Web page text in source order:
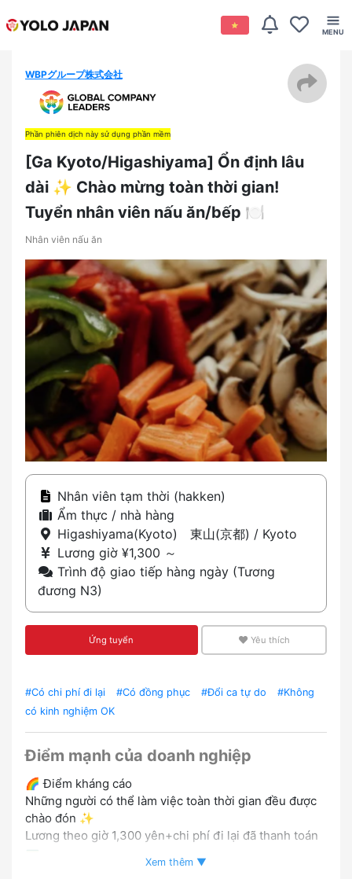
WBPグループ株式会社
Phần phiên dịch này sử dụng phần mềm
[Ga Kyoto/Higashiyama] Ổn định lâu
dài ✨ Chào mừng toàn thời gian!
Tuyển nhân viên nấu ăn/bếp 🍽️
Nhân viên nấu ăn
Nhân viên tạm thời (hakken)
Ẩm thực / nhà hàng
Higashiyama(Kyoto) 東山(京都) / Kyoto
Lương giờ ¥1,300 ～
Trình độ giao tiếp hàng ngày (Tương
đương N3)
Ứng tuyển Yêu thích
#Có chi phí đi lại #Có đồng phục #Đổi ca tự do
#Không
có kinh nghiệm OK
Điểm mạnh của doanh nghiệp
🌈 Điểm kháng cáo
Những người có thể làm việc toàn thời gian đều được
chào đón ✨
Lương theo giờ 1,300 yên+chi phí đi lại đã thanh toán
Tôi có thể làm việc ổn định với một hệ thống ca làm
Xem thêm ▼